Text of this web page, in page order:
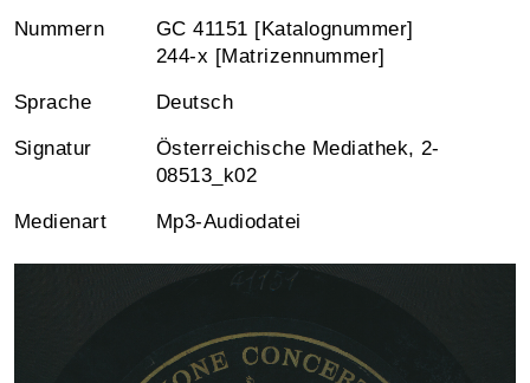
Nummern
GC 41151 [Katalognummer]
244-x [Matrizennummer]
Sprache Deutsch
Signatur
Österreichische Mediathek, 2-
08513_k02
Medienart Mp3-Audiodatei